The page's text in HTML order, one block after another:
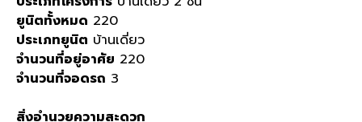
ยูนิตทั้งหมด 220
ประเภทยูนิต บ้านเดี่ยว
จำนวนที่อยู่อาศัย 220
จำนวนที่จอดรถ 3
สิ่งอำนวยความสะดวก